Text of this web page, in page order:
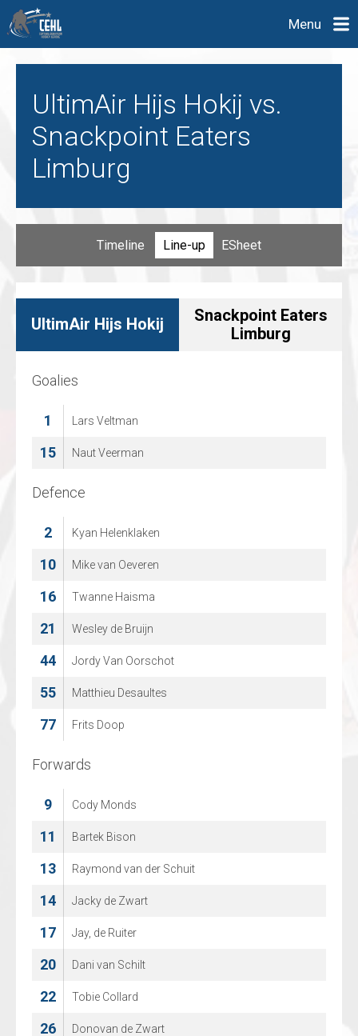
Menu
UltimAir Hijs Hokij vs.
Snackpoint Eaters
Limburg
Timeline Line-up ESheet
UltimAir Hijs Hokij
Snackpoint Eaters
Limburg
Goalies
1 Lars Veltman
15 Naut Veerman
Defence
2 Kyan Helenklaken
10 Mike van Oeveren
16 Twanne Haisma
21 Wesley de Bruijn
44 Jordy Van Oorschot
55 Matthieu Desaultes
77 Frits Doop
Forwards
9 Cody Monds
11 Bartek Bison
13 Raymond van der Schuit
14 Jacky de Zwart
17 Jay, de Ruiter
20 Dani van Schilt
22 Tobie Collard
26 Donovan de Zwart
Goalies
29 Jowin Ansems
33 Deniz Mollen
Defence
7 Ninho Hessels
21 Mees van Wingerden
25 Ryan Hooijmans
39 Kay Gielen
49 Bradley Forrest
63 Matteo Castronovo
65 Arne Van Espen
Forwards
2 Wouter Sars
8 Jelle Noblesse
11 Dean Versteeg
12 Yevgen Fadyeyev
24 Tuukka Rajamaki
66 Lander Paulissen
67 Finn Van Der Wiel
71 Tijn Jacobs